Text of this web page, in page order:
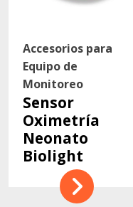
Accesorios para
Equipo de
Monitoreo
Sensor
Oximetría
Neonato
Biolight